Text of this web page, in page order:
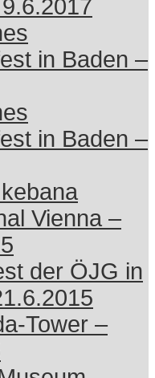
in Baden –
in Baden –
Vienna –
der ÖJG in
Tower –